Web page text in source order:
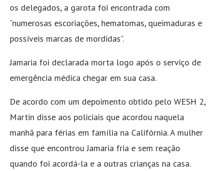
os delegados, a garota foi encontrada com
“numerosas escoriações, hematomas, queimaduras e
possíveis marcas de mordidas”.
Jamaria foi declarada morta logo após o serviço de
emergência médica chegar em sua casa.
De acordo com um depoimento obtido pelo WESH 2,
Martin disse aos policiais que acordou naquela
manhã para férias em família na Califórnia. A mulher
disse que encontrou Jamaria fria e sem reação
quando foi acordá-la e a outras crianças na casa.